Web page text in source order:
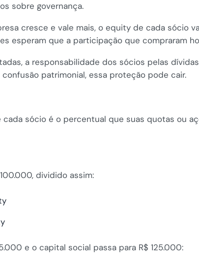
sobre governança.
cresce e vale mais, o equity de cada sócio
esperam que a participação que compraram
a responsabilidade dos sócios pelas
patrimonial, essa proteção pode cair.
sócio é o percentual que suas quotas ou
dividido assim:
e o capital social passa para R$ 125.000: